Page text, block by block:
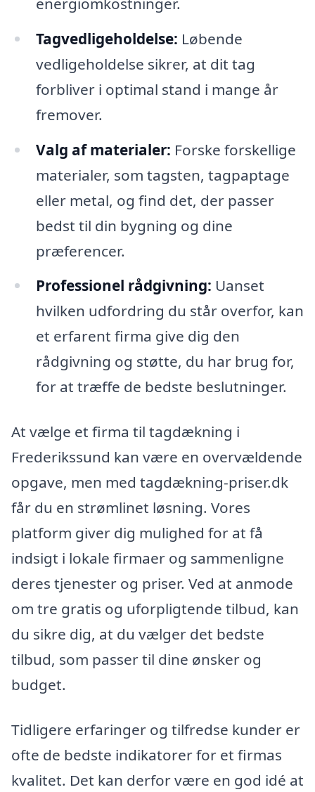
Tagvedligeholdelse: Løbende
vedligeholdelse sikrer, at dit tag
forbliver i optimal stand i mange år
fremover.
Valg af materialer: Forske forskellige
materialer, som tagsten, tagpaptage
eller metal, og find det, der passer
bedst til din bygning og dine
præferencer.
Professionel rådgivning: Uanset
hvilken udfordring du står overfor, kan
et erfarent firma give dig den
rådgivning og støtte, du har brug for,
for at træffe de bedste beslutninger.
At vælge et firma til tagdækning i
Frederikssund kan være en overvældende
opgave, men med tagdækning-priser.dk
får du en strømlinet løsning. Vores
platform giver dig mulighed for at få
indsigt i lokale firmaer og sammenligne
deres tjenester og priser. Ved at anmode
om tre gratis og uforpligtende tilbud, kan
du sikre dig, at du vælger det bedste
tilbud, som passer til dine ønsker og
budget.
Tidligere erfaringer og tilfredse kunder er
ofte de bedste indikatorer for et firmas
kvalitet. Det kan derfor være en god idé at